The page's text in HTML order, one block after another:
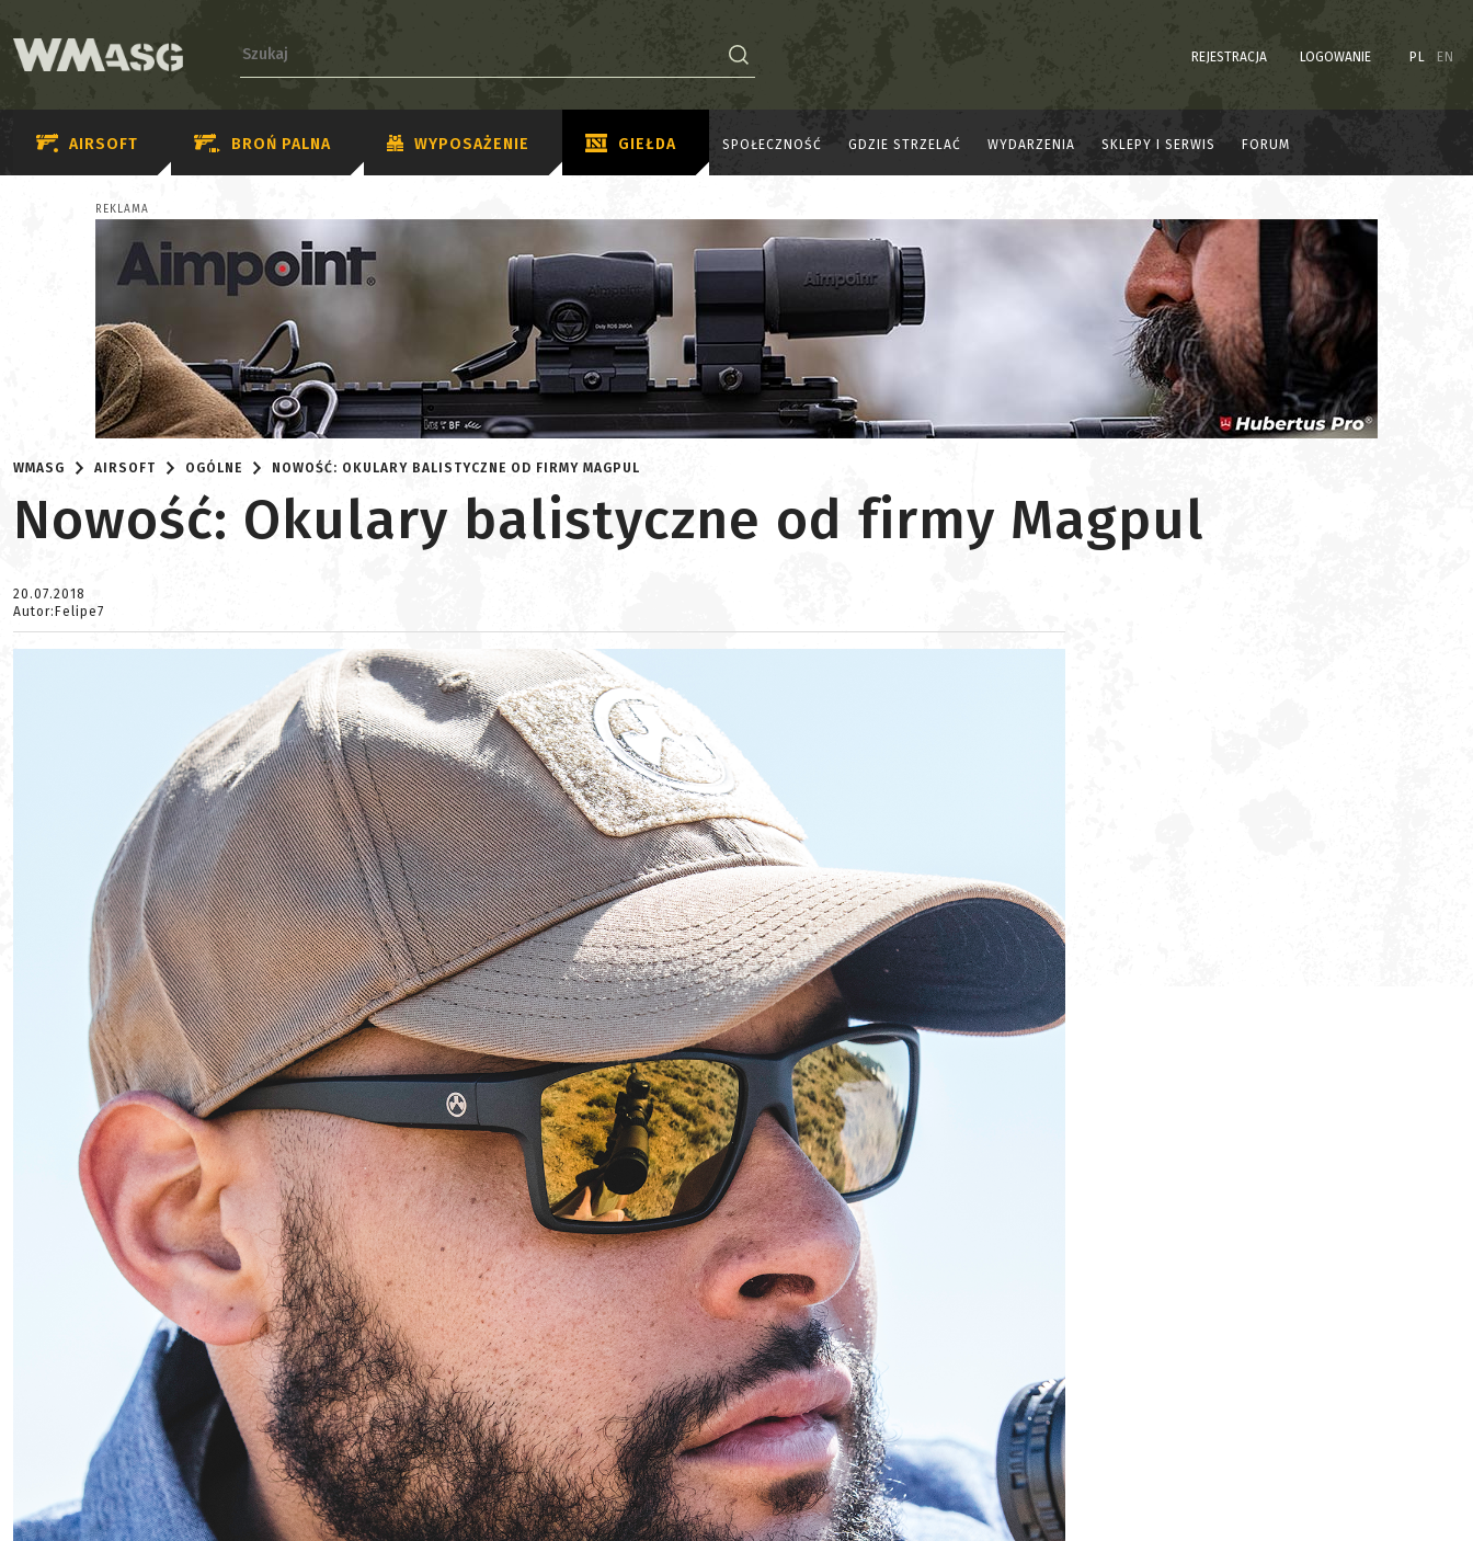
REJESTRACJA LOGOWANIE PL EN
AIRSOFT BROŃ PALNA WYPOSAŻENIE GIEŁDA SPOŁECZNOŚĆ GDZIE STRZELAĆ WYDARZENIA SKLEPY I SERWIS FORUM
REKLAMA
WMASG AIRSOFT OGÓLNE NOWOŚĆ: OKULARY BALISTYCZNE OD FIRMY MAGPUL
Nowość: Okulary balistyczne od firmy Magpul
20.07.2018
Autor:Felipe7